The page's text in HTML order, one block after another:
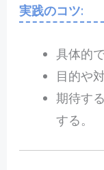
実践のコツ:
具体的
目的や
期待す
する。